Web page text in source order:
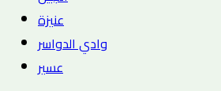
عنيزة
وادي الدواسر
عسير